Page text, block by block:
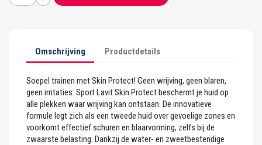
Omschrijving Productdetails
Soepel trainen met Skin Protect! Geen wrijving, geen blaren,
geen irritaties: Sport Lavit Skin Protect beschermt je huid op
alle plekken waar wrijving kan ontstaan. De innovatieve
formule legt zich als een tweede huid over gevoelige zones en
voorkomt effectief schuren en blaarvorming, zelfs bij de
zwaarste belasting. Dankzij de water- en zweetbestendige